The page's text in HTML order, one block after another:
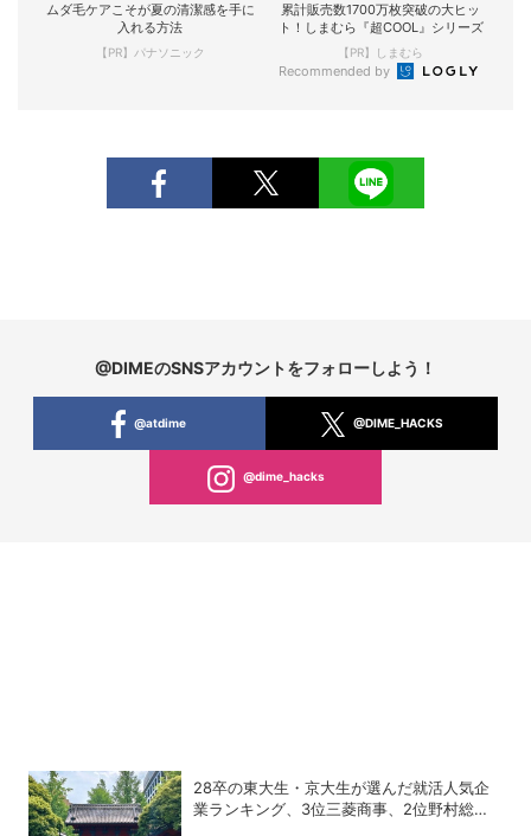
ムダ毛ケアこそが夏の清潔感を手に
入れる方法
【PR】パナソニック
累計販売数1700万枚突破の大ヒッ
ト！しまむら『超COOL』シリーズ
【PR】しまむら
Recommended by
@DIMEのSNSアカウントをフォローしよう！
@atdime @DIME_HACKS
@dime_hacks
28卒の東大生・京大生が選んだ就活人気企
業ランキング、3位三菱商事、2位野村総合